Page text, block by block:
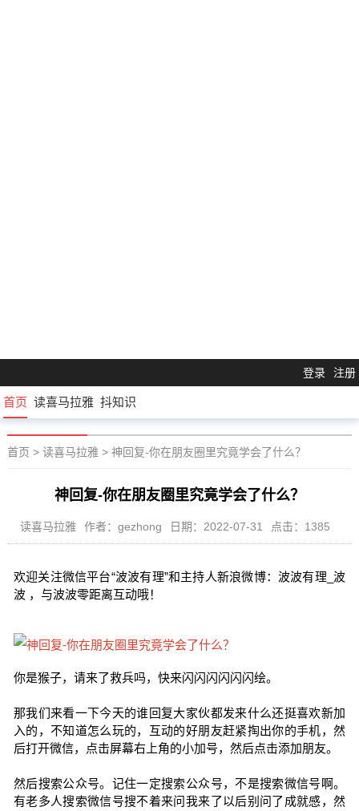
登录 注册
首页 读喜马拉雅 抖知识
首页 > 读喜马拉雅> 神回复-你在朋友圈里究竟学会了什么？
神回复-你在朋友圈里究竟学会了什么？
读喜马拉雅 作者：gezhong 日期：2022-07-31 点击：1385
欢迎关注微信平台“波波有理”和主持人新浪微博：波波有理_波
波 ，与波波零距离互动哦！
你是猴子，请来了救兵吗，快来闪闪闪闪闪闪绘。
那我们来看一下今天的谁回复大家伙都发来什么还挺喜欢新加
入的，不知道怎么玩的，互动的好朋友赶紧掏出你的手机，然
后打开微信，点击屏幕右上角的小加号，然后点击添加朋友。
然后搜索公众号。记住一定搜索公众号，不是搜索微信号啊。
有老多人搜索微信号搜不着来问我来了以后别问了成就感，然